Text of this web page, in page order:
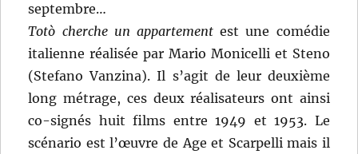
septembre…
Totò cherche un appartement est une comédie
italienne réalisée par Mario Monicelli et Steno
(Stefano Vanzina). Il s’agit de leur deuxième
long métrage, ces deux réalisateurs ont ainsi
co-signés huit films entre 1949 et 1953. Le
scénario est l’œuvre de Age et Scarpelli mais il